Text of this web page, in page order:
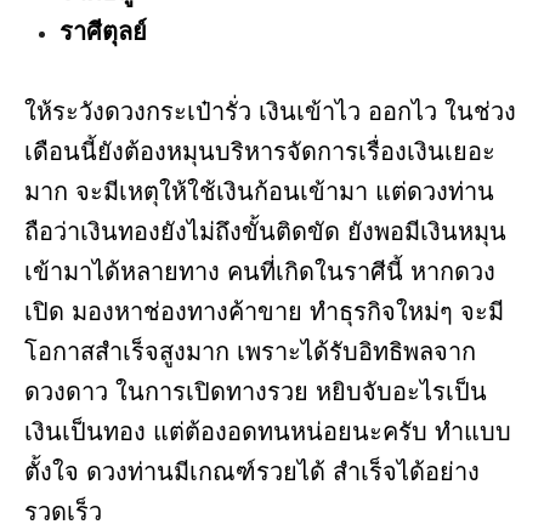
ราศีตุลย์
ให้ระวังดวงกระเป๋ารั่ว เงินเข้าไว ออกไว ในช่วง
เดือนนี้ยังต้องหมุนบริหารจัดการเรื่องเงินเยอะ
มาก จะมีเหตุให้ใช้เงินก้อนเข้ามา แต่ดวงท่าน
ถือว่าเงินทองยังไม่ถึงขั้นติดขัด ยังพอมีเงินหมุน
เข้ามาได้หลายทาง คนที่เกิดในราศีนี้ หากดวง
เปิด มองหาช่องทางค้าขาย ทำธุรกิจใหม่ๆ จะมี
โอกาสสำเร็จสูงมาก เพราะได้รับอิทธิพลจาก
ดวงดาว ในการเปิดทางรวย หยิบจับอะไรเป็น
เงินเป็นทอง แต่ต้องอดทนหน่อยนะครับ ทำแบบ
ตั้งใจ ดวงท่านมีเกณฑ์รวยได้ สำเร็จได้อย่าง
รวดเร็ว